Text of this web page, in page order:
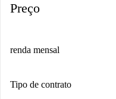
Preço
renda mensal
Tipo de contrato